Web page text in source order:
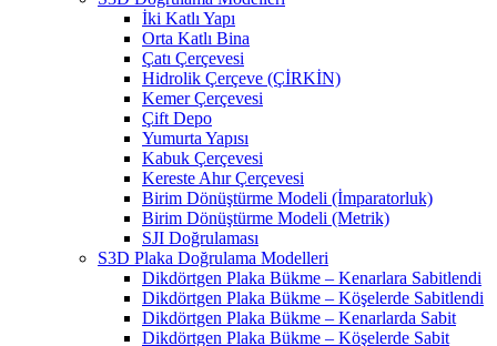
İki Katlı Yapı
Orta Katlı Bina
Çatı Çerçevesi
Hidrolik Çerçeve (ÇİRKİN)
Kemer Çerçevesi
Çift Depo
Yumurta Yapısı
Kabuk Çerçevesi
Kereste Ahır Çerçevesi
Birim Dönüştürme Modeli (İmparatorluk)
Birim Dönüştürme Modeli (Metrik)
SJI Doğrulaması
S3D Plaka Doğrulama Modelleri
Dikdörtgen Plaka Bükme – Kenarlara Sabitlendi
Dikdörtgen Plaka Bükme – Köşelerde Sabitlendi
Dikdörtgen Plaka Bükme – Kenarlarda Sabit
Dikdörtgen Plaka Bükme – Köşelerde Sabit